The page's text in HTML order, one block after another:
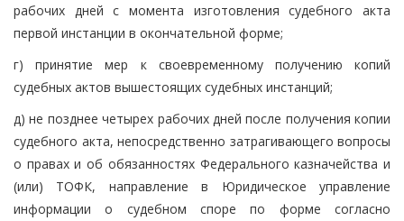
рабочих дней с момента изготовления судебного акта
первой инстанции в окончательной форме;
г) принятие мер к своевременному получению копий
судебных актов вышестоящих судебных инстанций;
д) не позднее четырех рабочих дней после получения копии
судебного акта, непосредственно затрагивающего вопросы
о правах и об обязанностях Федерального казначейства и
(или) ТОФК, направление в Юридическое управление
информации о судебном споре по форме согласно